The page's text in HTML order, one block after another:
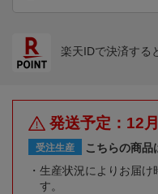
楽天IDで決済する
発送予定：12
受注生産
こちらの商品
生産状況によりお届け
す。